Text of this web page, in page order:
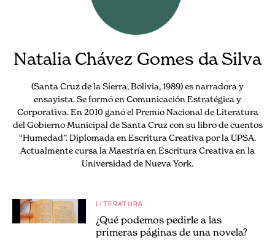
Natalia Chávez Gomes da Silva
(Santa Cruz de la Sierra, Bolivia, 1989) es narradora y
ensayista. Se formó en Comunicación Estratégica y
Corporativa. En 2010 ganó el Premio Nacional de Literatura
del Gobierno Municipal de Santa Cruz con su libro de cuentos
“Humedad”. Diplomada en Escritura Creativa por la UPSA.
Actualmente cursa la Maestría en Escritura Creativa en la
Universidad de Nueva York.
LITERATURA
¿Qué podemos pedirle a las
primeras páginas de una novela?